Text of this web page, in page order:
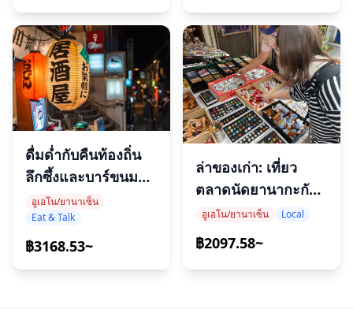
ดื่มด่ำกับคืนท้องถิ่น
ลึกซึ้งและบาร์ขนม
แบบโฮปปิ้งในอุเอโน
อูเอโน/ยานาเซ็น
Eat & Talk
฿3168.53~
ล่าของเก่า: เที่ยว
ตลาดนัดยานากะกับ
Mana
อูเอโน/ยานาเซ็น Local
฿2097.58~